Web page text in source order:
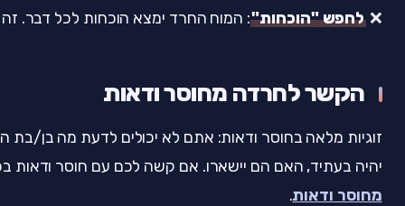
❌לחפש "הוכחות": המוח החרד ימצא הוכחות לכל דבר.
הקשר לחרדה מחוסר ודאות
זוגיות מלאה בחוסר ודאות: אתם לא יכולים לדעת מה בן/בת
יהיה בעתיד, האם הם יישארו. אם קשה לכם עם חוסר ודאות
מחוסר ודאות.